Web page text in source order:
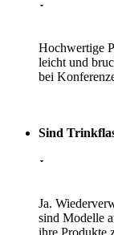
Hochwertige
leicht und
bei
Sind
Ja.
sind Modelle
ihre Produkte